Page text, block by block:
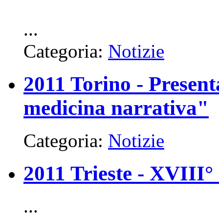
...
Categoria: Notizie
2011 Torino -
medicina narrativa"
Categoria: Notizie
2011 Trieste - XVIII°
...